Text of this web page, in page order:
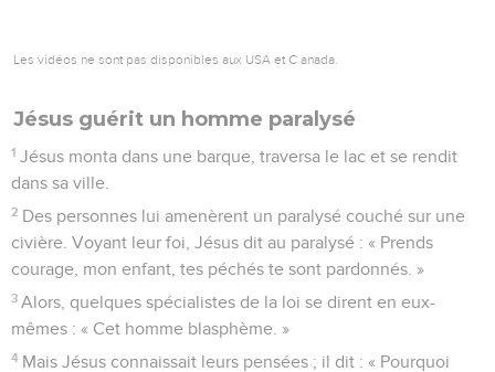
Les vidéos ne sont pas disponibles aux USA et C anada.
Jésus guérit un homme paralysé
1 Jésus monta dans une barque, traversa le lac et se rendit
dans sa ville.
2 Des personnes lui amenèrent un paralysé couché sur une
civière. Voyant leur foi, Jésus dit au paralysé : « Prends
courage, mon enfant, tes péchés te sont pardonnés. »
3 Alors, quelques spécialistes de la loi se dirent en eux-
mêmes : « Cet homme blasphème. »
4 Mais Jésus connaissait leurs pensées ; il dit : « Pourquoi